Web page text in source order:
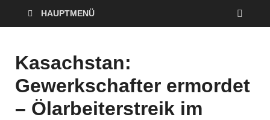
HAUPTMENÜ
Kasachstan:
Gewerkschafter ermordet
– Ölarbeiterstreik im